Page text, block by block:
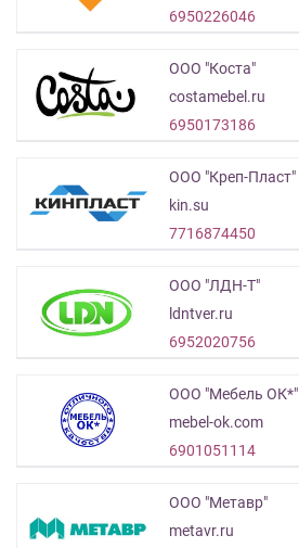
6950226046
ООО "Коста"
costamebel.ru
6950173186
ООО "Креп-Пласт"
kin.su
7716874450
ООО "ЛДН-Т"
ldntver.ru
6952020756
ООО "Мебель ОК*"
mebel-ok.com
6901051114
ООО "Метавр"
metavr.ru